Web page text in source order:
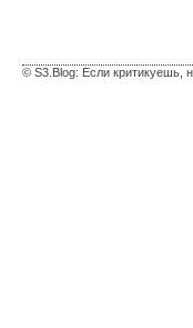
© S3.Blog: Если критикуешь,